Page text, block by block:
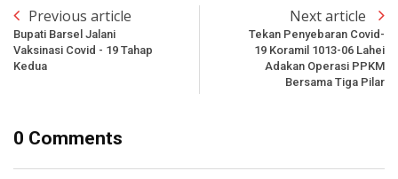
Previous article
Bupati Barsel Jalani
Vaksinasi Covid - 19 Tahap
Kedua
Next article
Tekan Penyebaran Covid-
19 Koramil 1013-06 Lahei
Adakan Operasi PPKM
Bersama Tiga Pilar
0 Comments